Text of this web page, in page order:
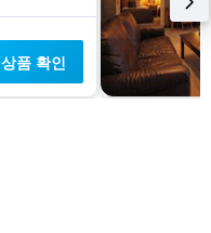
상품 확인